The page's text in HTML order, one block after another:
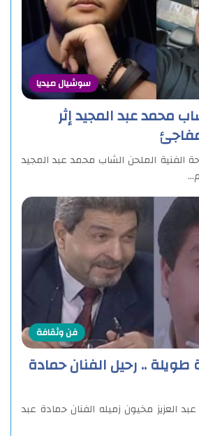
سوشيال ميديا
محمد عبد المجيد إثر
الفنية الملحن الشاب محمد عبد المجيد
فن وثقافة
.. رحيل الفنان حمادة
العزيز مخيون زميله الفنان حمادة عبد